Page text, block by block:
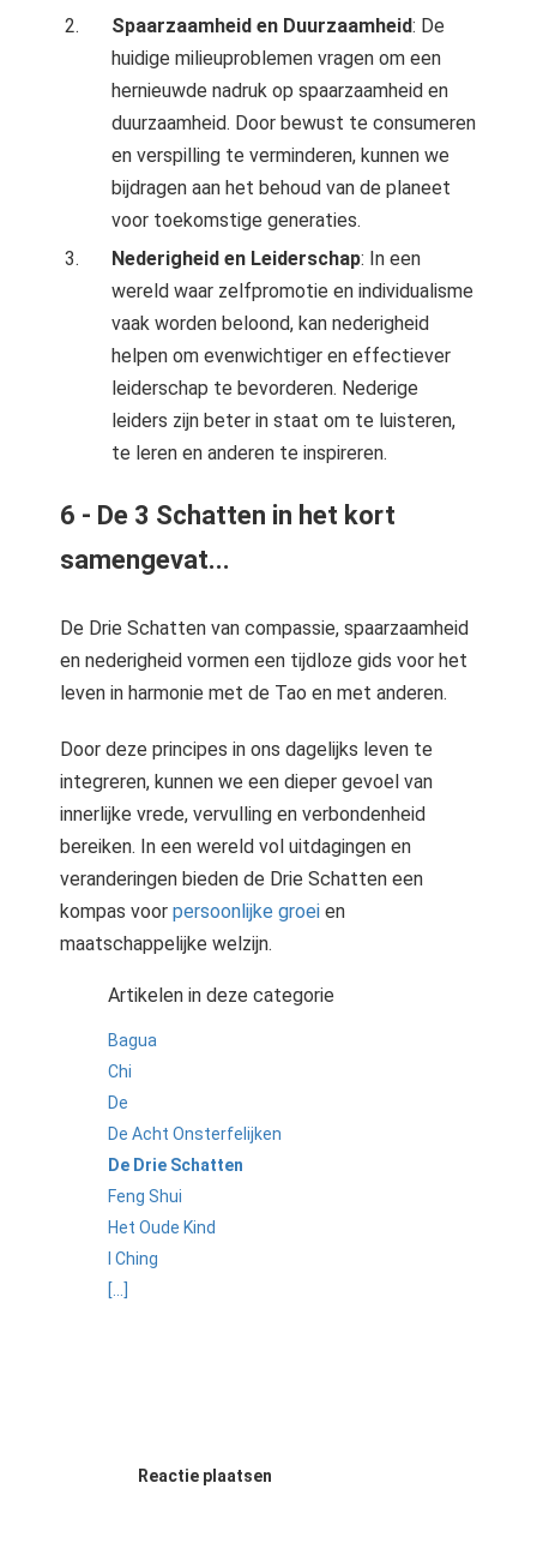
Spaarzaamheid en Duurzaamheid: De
huidige milieuproblemen vragen om een
hernieuwde nadruk op spaarzaamheid en
duurzaamheid. Door bewust te consumeren
en verspilling te verminderen, kunnen we
bijdragen aan het behoud van de planeet
voor toekomstige generaties.
Nederigheid en Leiderschap: In een
wereld waar zelfpromotie en individualisme
vaak worden beloond, kan nederigheid
helpen om evenwichtiger en effectiever
leiderschap te bevorderen. Nederige
leiders zijn beter in staat om te luisteren,
te leren en anderen te inspireren.
6 - De 3 Schatten in het kort
samengevat...
De Drie Schatten van compassie, spaarzaamheid
en nederigheid vormen een tijdloze gids voor het
leven in harmonie met de Tao en met anderen.
Door deze principes in ons dagelijks leven te
integreren, kunnen we een dieper gevoel van
innerlijke vrede, vervulling en verbondenheid
bereiken. In een wereld vol uitdagingen en
veranderingen bieden de Drie Schatten een
kompas voor persoonlijke groei en
maatschappelijke welzijn.
Artikelen in deze categorie
Bagua
Chi
De
De Acht Onsterfelijken
De Drie Schatten
Feng Shui
Het Oude Kind
I Ching
[...]
Reactie plaatsen